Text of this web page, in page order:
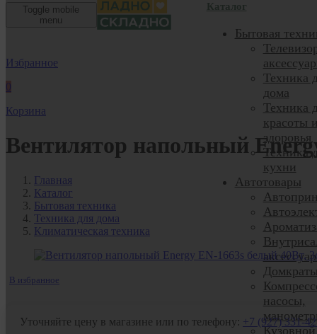
Toggle mobile
menu
Каталог
Бытовая
Техника
дома
Техника
красоты и
здоровья
Техника
кухни
Автотовары
Домкраты
насосы,
Избранное
0
Корзина
Вентилятор напольный
Главная
Каталог
Бытовая техника
Техника для дома
Климатическая техника
В избранное
Уточняйте цену в магазине или по телефону: +7 (927) 331-